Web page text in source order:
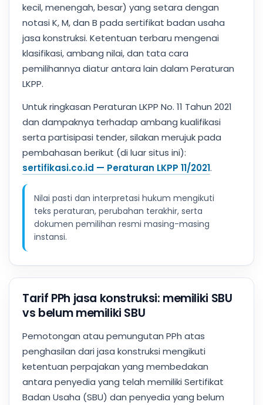
kecil, menengah, besar) yang setara dengan
notasi K, M, dan B pada sertifikat badan usaha
jasa konstruksi. Ketentuan terbaru mengenai
klasifikasi, ambang nilai, dan tata cara
pemilihannya diatur antara lain dalam Peraturan
LKPP.
Untuk ringkasan Peraturan LKPP No. 11 Tahun 2021
dan dampaknya terhadap ambang kualifikasi
serta partisipasi tender, silakan merujuk pada
pembahasan berikut (di luar situs ini):
sertifikasi.co.id — Peraturan LKPP 11/2021.
Nilai pasti dan interpretasi hukum mengikuti
teks peraturan, perubahan terakhir, serta
dokumen pemilihan resmi masing-masing
instansi.
Tarif PPh jasa konstruksi: memiliki SBU
vs belum memiliki SBU
Pemotongan atau pemungutan PPh atas
penghasilan dari jasa konstruksi mengikuti
ketentuan perpajakan yang membedakan
antara penyedia yang telah memiliki Sertifikat
Badan Usaha (SBU) dan penyedia yang belum